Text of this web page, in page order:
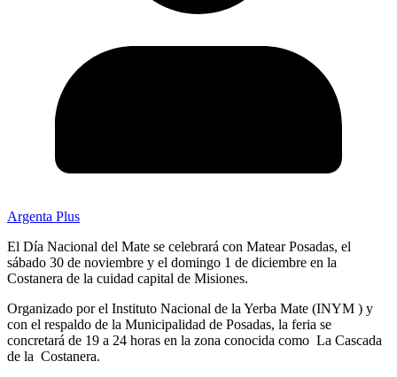
Argenta Plus
El Día Nacional del Mate se celebrará con Matear Posadas, el
sábado 30 de noviembre y el domingo 1 de diciembre en la
Costanera de la cuidad capital de Misiones.
Organizado por el Instituto Nacional de la Yerba Mate (INYM ) y
con el respaldo de la Municipalidad de Posadas, la feria se
concretará de 19 a 24 horas en la zona conocida como La Cascada
de la Costanera.